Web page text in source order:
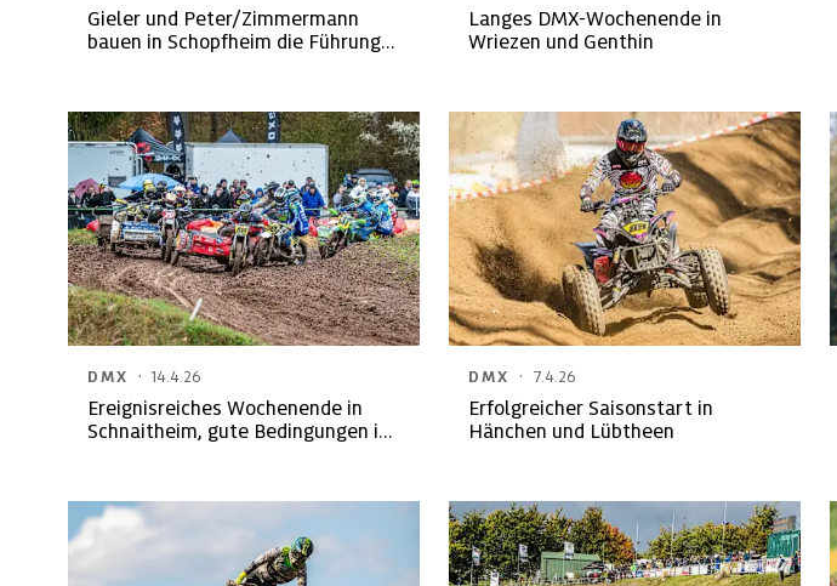
Gieler und Peter/Zimmermann
bauen in Schopfheim die Führung
Langes DMX-Wochenende in
Wriezen und Genthin
DMX · 14.4.26
Ereignisreiches Wochenende in
Schnaitheim, gute Bedingungen in
DMX · 7.4.26
Erfolgreicher Saisonstart in
Hänchen und Lübtheen